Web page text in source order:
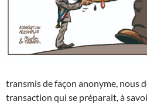
transmis de façon anonyme, nous
transaction qui se préparait, à